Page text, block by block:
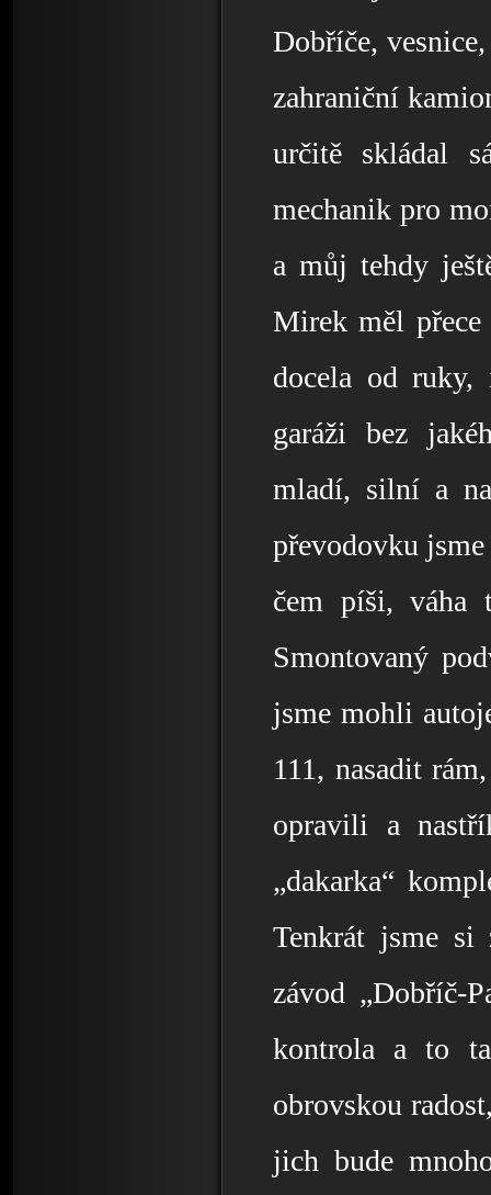
Dobříče,
zahraniční
určitě skládal
mechanik pro
a můj tehdy
Mirek měl přece
docela od ruky,
garáži bez
mladí, silní a
převodovku
čem píši, váha
Smontovaný
jsme mohli
111, nasadit
opravili a
„dakarka“
Tenkrát jsme si
závod „Dobříč-
kontrola a to
obrovskou
jich bude